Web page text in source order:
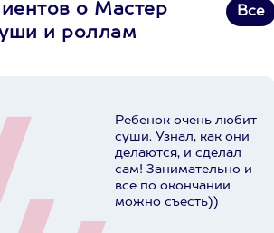
о Мастер
и роллам
Все
Ребенок очень любит
суши. Узнал, как они
делаются, и сделал
сам! Занимательно и
все по окончании
можно съесть))